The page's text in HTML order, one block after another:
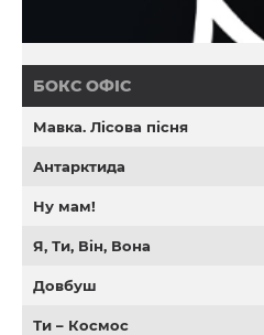
БОКС ОФІС
Мавка. Лісова пісня
Антарктида
Ну мам!
Я, Ти, Він, Вона
Довбуш
Ти – Космос